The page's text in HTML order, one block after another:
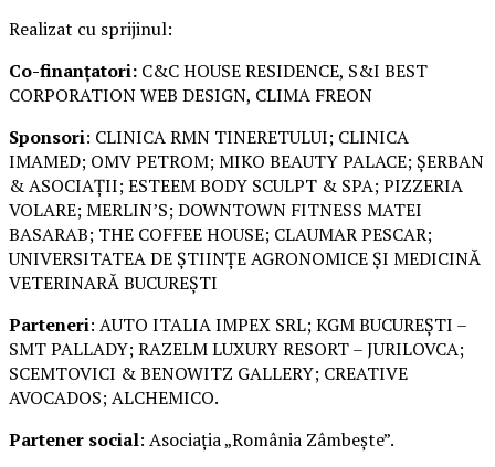
Realizat cu sprijinul:
Co-finanțatori: C&C HOUSE RESIDENCE, S&I BEST
CORPORATION WEB DESIGN, CLIMA FREON
Sponsori: CLINICA RMN TINERETULUI; CLINICA
IMAMED; OMV PETROM; MIKO BEAUTY PALACE; ȘERBAN
& ASOCIAȚII; ESTEEM BODY SCULPT & SPA; PIZZERIA
VOLARE; MERLIN’S; DOWNTOWN FITNESS MATEI
BASARAB; THE COFFEE HOUSE; CLAUMAR PESCAR;
UNIVERSITATEA DE ȘTIINȚE AGRONOMICE ȘI MEDICINĂ
VETERINARĂ BUCUREȘTI
Parteneri: AUTO ITALIA IMPEX SRL; KGM BUCUREȘTI –
SMT PALLADY; RAZELM LUXURY RESORT – JURILOVCA;
SCEMTOVICI & BENOWITZ GALLERY; CREATIVE
AVOCADOS; ALCHEMICO.
Partener social: Asociația „România Zâmbește”.